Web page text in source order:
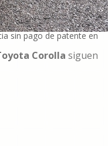
sin pago de patente en
Corolla siguen